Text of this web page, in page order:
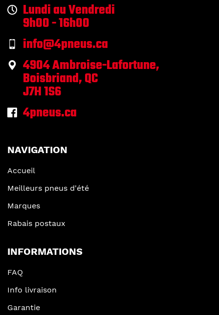
Lundi au Vendredi
9h00 - 16h00
info@4pneus.ca
4904 Ambroise-Lafortune,
Boisbriand, QC
J7H 1S6
4pneus.ca
NAVIGATION
Accueil
Meilleurs pneus d'été
Marques
Rabais postaux
INFORMATIONS
FAQ
Info livraison
Garantie